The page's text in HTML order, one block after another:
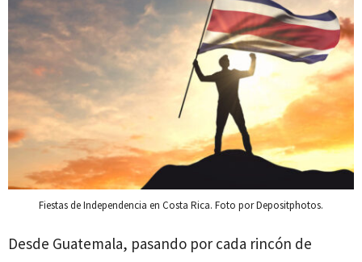
Fiestas de Independencia en Costa Rica. Foto por Depositphotos.
Desde Guatemala, pasando por cada rincón de